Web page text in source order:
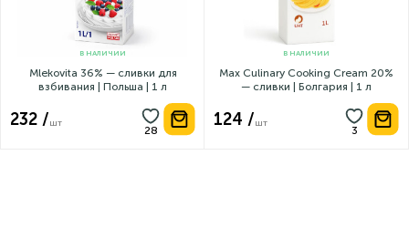
В НАЛИЧИИ
Mlekovita 36% — сливки для
взбивания | Польша | 1 л
232 /шт
В НАЛИЧИИ
Max Culinary Cooking Cream 20%
— сливки | Болгария | 1 л
124 /шт